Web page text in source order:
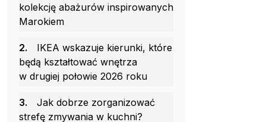
kolekcję abażurów inspirowanych
Marokiem
2.
IKEA wskazuje kierunki, które
będą kształtować wnętrza
w drugiej połowie 2026 roku
3.
Jak dobrze zorganizować
strefę zmywania w kuchni?